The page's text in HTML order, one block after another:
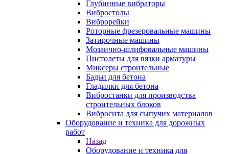
Глубинные вибраторы
Вибростолы
Виброрейки
Роторные фрезеровальные машины
Затирочные машины
Мозаично-шлифовальные машины
Пистолеты для вязки арматуры
Миксеры строительные
Бадьи для бетона
Гладилки для бетона
Вибростанки для производства
строительных блоков
Вибросита для сыпучих материалов
Оборудование и техника для дорожных
работ
Назад
Оборудование и техника для